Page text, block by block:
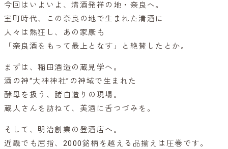
今回はいよいよ、清酒発祥の地・奈良へ。
室町時代、この奈良の地で生まれた清酒に
人々は熱狂し、あの家康も
「奈良酒をもって最上となす」と絶賛したとか。
まずは、稲田酒造の蔵見学へ。
酒の神“大神神社”の神域で生まれた
酵母を扱う、諸白造りの現場。
蔵人さんを訪ねて、美酒に舌つづみを。
そして、明治創業の登酒店へ。
近畿でも屈指、2000銘柄を越える品揃えは圧巻です。